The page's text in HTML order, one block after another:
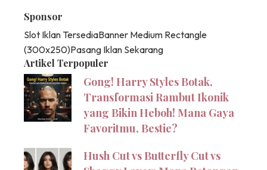
Sponsor
Slot Iklan TersediaBanner Medium Rectangle
(300x250)Pasang Iklan Sekarang
Artikel Terpopuler
Gong! Harry Styles Botak,
Transformasi Rambut Ikonik
yang Bikin Heboh! Mana Gaya
Favoritmu, Bestie?
Hush Cut vs Butterfly Cut vs